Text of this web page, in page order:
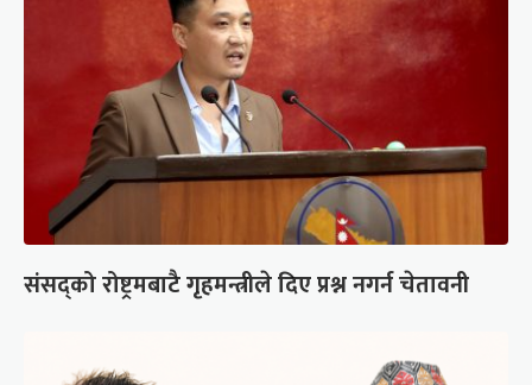
संसद्को रोष्ट्रमबाटै गृहमन्त्रीले दिए प्रश्न नगर्न चेतावनी